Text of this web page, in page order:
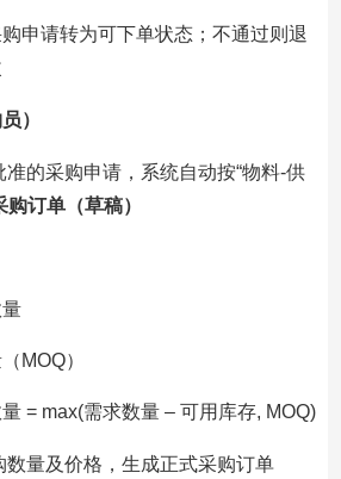
申请转为可下单状态；不通过则退
）
准的采购申请，系统自动按“物料-供
购订单（草稿）
MOQ）
= max(需求数量 – 可用库存, MOQ)
数量及价格，生成正式采购订单